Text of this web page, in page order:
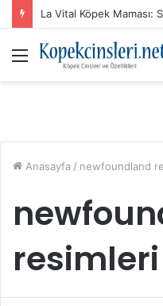
La Vital Köpek Maması:
Menü
Anasayfa / newfoundland
resimleri